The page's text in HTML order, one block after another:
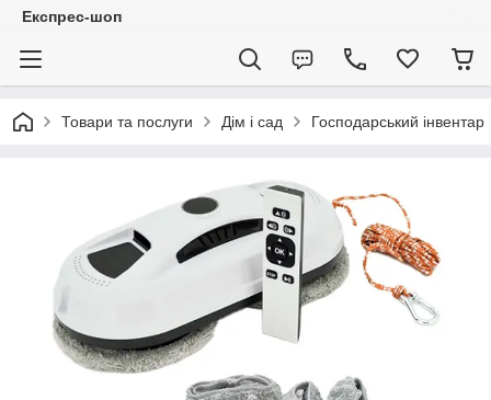
Експрес-шоп
Товари та послуги Дім і сад Господарський інвентар